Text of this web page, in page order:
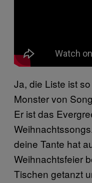
Ja, die Liste ist
Monster von
Er ist das
deine Tante hat
Weihnachtsfeier
Tischen getanzt